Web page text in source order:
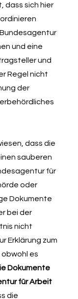
dass sich hier
und eine
und
Regel nicht
der
dass die
sauberen
für
oder
Dokumente
bei der
nicht
Erklärung zum
es
Dokumente
für Arbeit
die